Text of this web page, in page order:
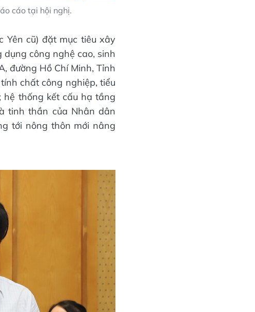
cáo tại hội nghị.
Yên cũ) đặt mục tiêu xây
công nghệ cao, sinh
đường Hồ Chí Minh, Tỉnh
chất công nghiệp, tiểu
hệ thống kết cấu hạ tầng
tinh thần của Nhân dân
tới nông thôn mới nâng